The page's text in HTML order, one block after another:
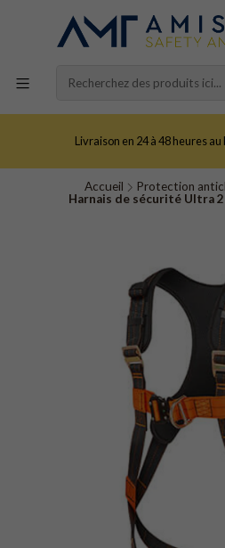
Livraison en 24 à 48 heures
Accueil Protection
Harnais de sécurité Ultra